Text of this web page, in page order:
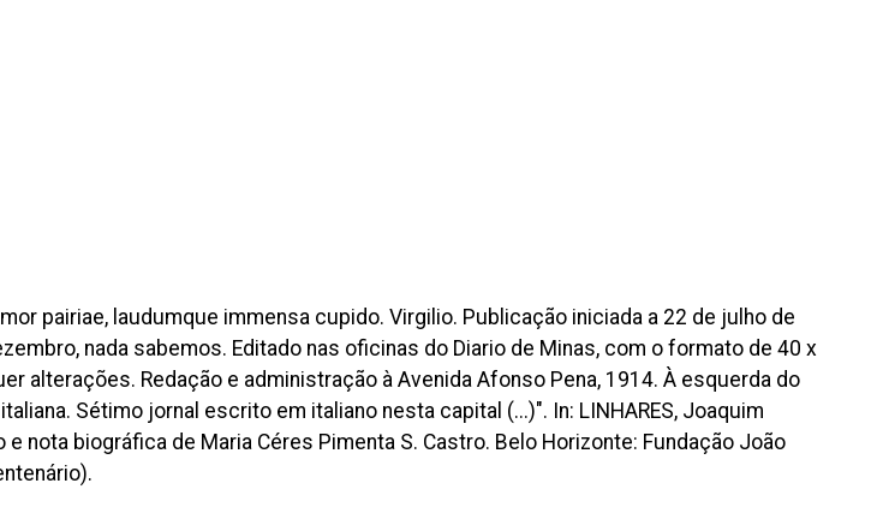
pairiae, laudumque immensa cupido. Virgilio. Publicação iniciada a 22 de julho de
nada sabemos. Editado nas oficinas do Diario de Minas, com o formato de 40 x
alterações. Redação e administração à Avenida Afonso Pena, 1914. À esquerda do
Sétimo jornal escrito em italiano nesta capital (...)". In: LINHARES, Joaquim
nota biográfica de Maria Céres Pimenta S. Castro. Belo Horizonte: Fundação João